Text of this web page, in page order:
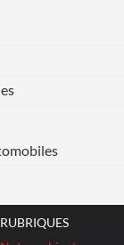
RUBRIQUES